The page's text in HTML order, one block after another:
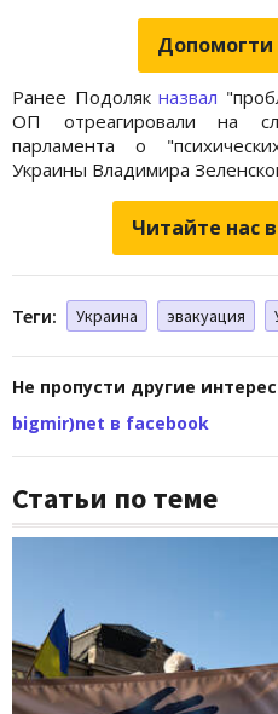
Ранее Подолякназвал
ОП отреагировали на
парламента о
Украины Владимира
Читайте нас
Теги: Украина эвакуация
Не пропусти другие
bigmir)net в facebook
Статьи по теме